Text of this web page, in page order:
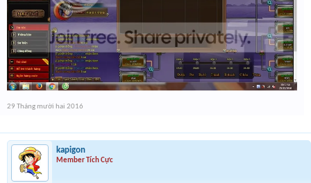
29 Tháng mười hai 2016
kapigon
Member Tích Cực